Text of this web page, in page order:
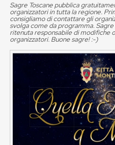
Sagre Toscane pubblica
organizzatori in tutta la regione.
consigliamo di contattare gli
svolga come da programma. Sagre
ritenuta responsabile di modifiche
organizzatori. Buone sagre! :-)